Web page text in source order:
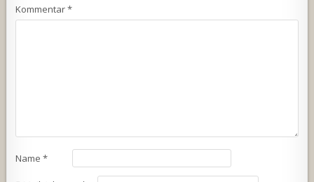
Kommentar*
Name*